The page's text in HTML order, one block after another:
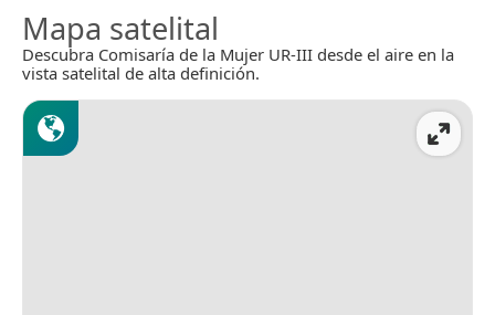
Mapa satelital
Descubra Comisaría de la Mujer UR-III desde el aire en la
vista satelital de alta definición.